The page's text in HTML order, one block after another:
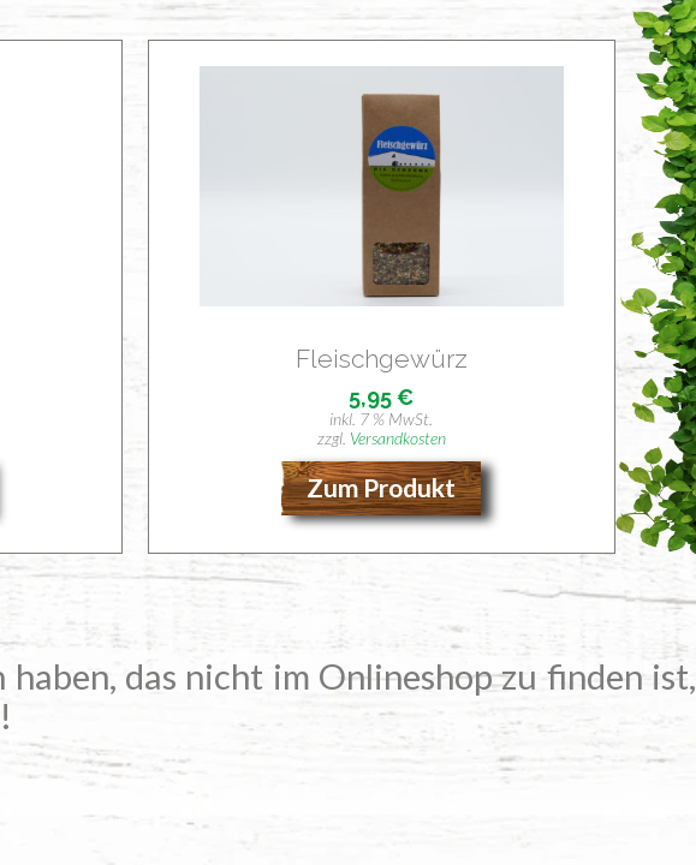
Fleisch­ge­würz
5,95€
inkl. 7 % MwSt.
zzgl. Versandkosten
Zum Produkt
das nicht im Onlineshop zu finden ist,